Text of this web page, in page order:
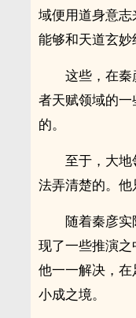
域便用道身意
能够和天道玄妙
这些，在
者天赋领域的
的。
至于，大
法弄清楚的。他
随着秦彦
现了一些推演
他一一解决，
小成之境。